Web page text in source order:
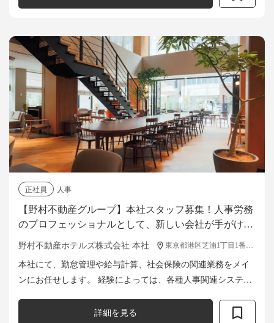
正社員
人事
【野村不動産グループ】本社スタッフ募集！人事労務
のプロフェッショナルとして、新しい会社が手がける
新しいホテルブランド作りを支えませんか？
野村不動産ホテルズ株式会社 本社
本社にて、勤怠管理や給与計算、社会保険の関連業務をメイ
ンにお任せします。 経験によっては、各種人事関連システム
ィングスとの連携もあるため、経...
詳細を見る